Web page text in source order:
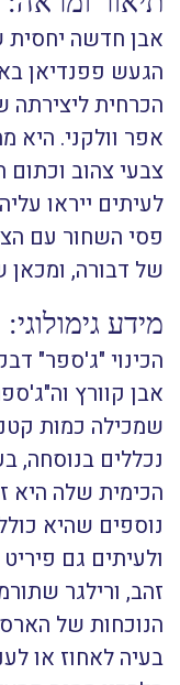
הגעש פפנדיאן
הכרחית ליצירתה
אפר וולקני. היא
צבעי צהוב וכתום
לעיתים ייראו
פסי השחור עם
של דבורה, ומכאן
מידע גימולוגי:
הכינוי "ג'ספר"
אבן קוורץ
שמכילה כמות
נכללים בנוסחה,
הכימית שלה היא
נוספים שהיא
ולעיתים גם
זהב, ורילגר
הנוכחות של
בעיה לאחוז או